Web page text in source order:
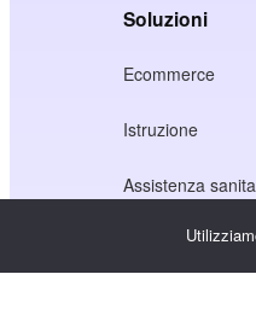
Soluzioni
Ecommerce
Istruzione
Assistenza
Economia dei